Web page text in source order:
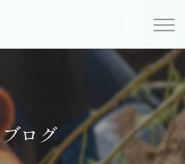
ブログ